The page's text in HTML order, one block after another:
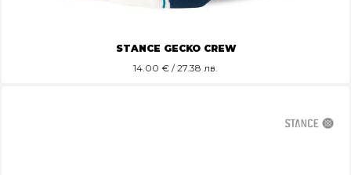
STANCE GECKO CREW
14.00 € / 27.38 лв.